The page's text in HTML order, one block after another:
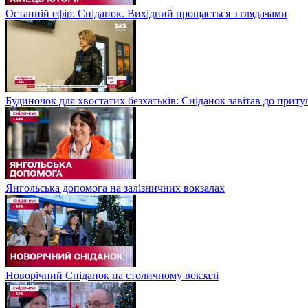
Останній ефір: Сніданок. Вихідний прощається з глядачами
Будиночок для хвостатих безхатьків: Сніданок завітав до
Янгольська допомога на залізничних вокзалах
Новорічний Сніданок на столичному вокзалі